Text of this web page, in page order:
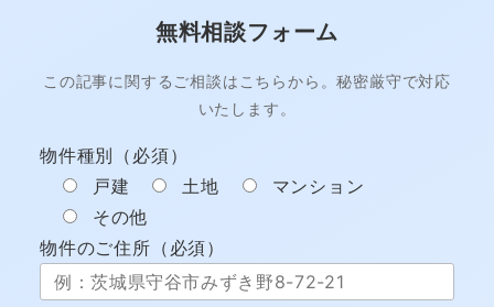
無料相談フォーム
この記事に関するご相談はこちらから。秘密厳守で対応
いたします。
物件種別（必須）
戸建
土地
マンション
その他
物件のご住所（必須）